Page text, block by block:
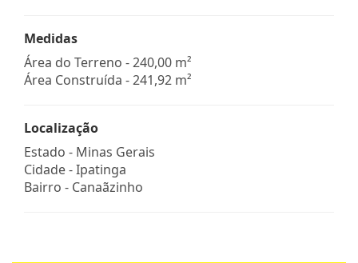
Medidas
Área do Terreno - 240,00 m²
Área Construída - 241,92 m²
Localização
Estado - Minas Gerais
Cidade -Ipatinga
Bairro - Canaãzinho